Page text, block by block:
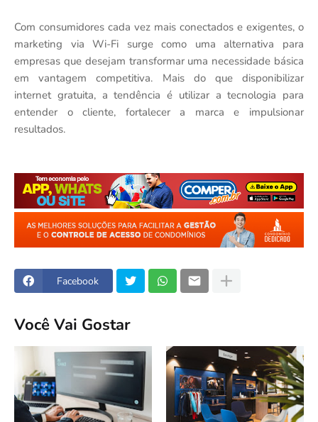
Com consumidores cada vez mais conectados e exigentes, o
marketing via Wi-Fi surge como uma alternativa para
empresas que desejam transformar uma necessidade básica
em vantagem competitiva. Mais do que disponibilizar
internet gratuita, a tendência é utilizar a tecnologia para
entender o cliente, fortalecer a marca e impulsionar
resultados.
Facebook
Você Vai Gostar